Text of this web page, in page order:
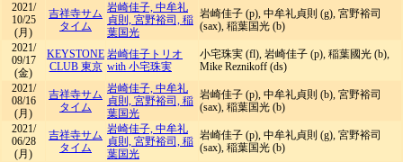
2021/
10/25
(月)
吉祥寺サム
タイム
岩崎佳子, 中牟礼
貞則, 宮野裕司, 稲
葉国光
岩崎佳子 (p), 中牟礼貞則 (g), 宮野裕司
(sax), 稲葉国光 (b)
2021/
09/17
(金)
KEYSTONE
CLUB 東京
岩崎佳子トリオ
with 小宅珠実
小宅珠実 (fl), 岩崎佳子 (p), 稲葉國光 (b),
Mike Reznikoff (ds)
2021/
08/16
(月)
吉祥寺サム
タイム
岩崎佳子, 中牟礼
貞則, 宮野裕司, 稲
葉国光
岩崎佳子 (p), 中牟礼貞則 (b), 宮野裕司
(sax), 稲葉国光 (b)
2021/
06/28
(月)
吉祥寺サム
タイム
岩崎佳子, 中牟礼
貞則, 宮野裕司, 稲
葉国光
岩崎佳子 (p), 中牟礼貞則 (g), 宮野裕司
(sax), 稲葉国光 (b)